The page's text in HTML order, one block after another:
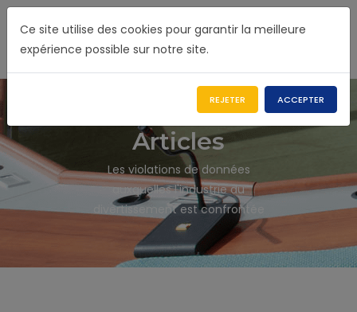
Articles
Les violations de données
auxquelles l'industrie du
divertissement est confrontée
Ce site utilise des cookies pour garantir la meilleure
expérience possible sur notre site.
REJETER ACCEPTER